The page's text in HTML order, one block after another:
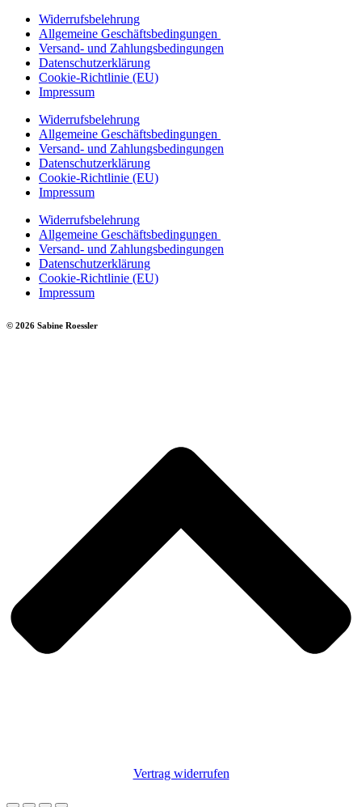
Widerrufsbelehrung
Allgemeine Geschäftsbedingungen
Versand- und Zahlungsbedingungen
Datenschutzerklärung
Cookie-Richtlinie (EU)
Impressum
Widerrufsbelehrung
Allgemeine Geschäftsbedingungen
Versand- und Zahlungsbedingungen
Datenschutzerklärung
Cookie-Richtlinie (EU)
Impressum
Widerrufsbelehrung
Allgemeine Geschäftsbedingungen
Versand- und Zahlungsbedingungen
Datenschutzerklärung
Cookie-Richtlinie (EU)
Impressum
© 2026 Sabine Roessler
Vertrag widerrufen